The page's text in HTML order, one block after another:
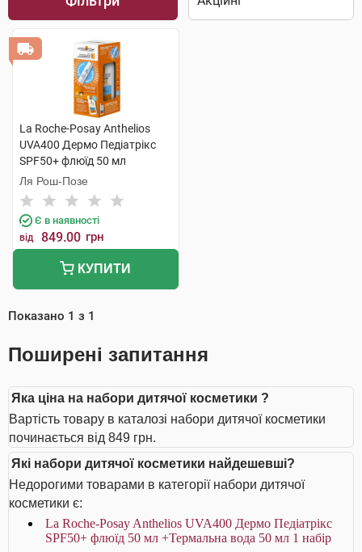
La Roche-Posay Anthelios
UVA400 Дермо Педіатрікс
SPF50+ флюїд 50 мл
+Термальна вода 50 мл 1
набір
Ля Рош-Позе
Є в наявності
від 849.00 грн
КУПИТИ
Показано 1 з 1
Поширені запитання
Яка ціна на набори дитячої косметики ?
Вартість товару в каталозі набори дитячої косметики
починається від 849 грн.
Які набори дитячої косметики найдешевші?
Недорогими товарами в категорії набори дитячої
косметики є:
La Roche-Posay Anthelios UVA400 Дермо Педіатрікс
SPF50+ флюїд 50 мл +Термальна вода 50 мл 1 набір